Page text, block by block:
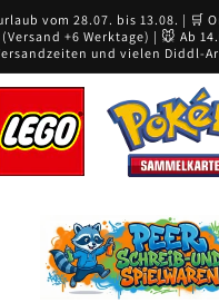
vom 28.07. bis 13.08. | 🛒
+6 Werktage) | 🐭 Ab
und vielen Diddl-